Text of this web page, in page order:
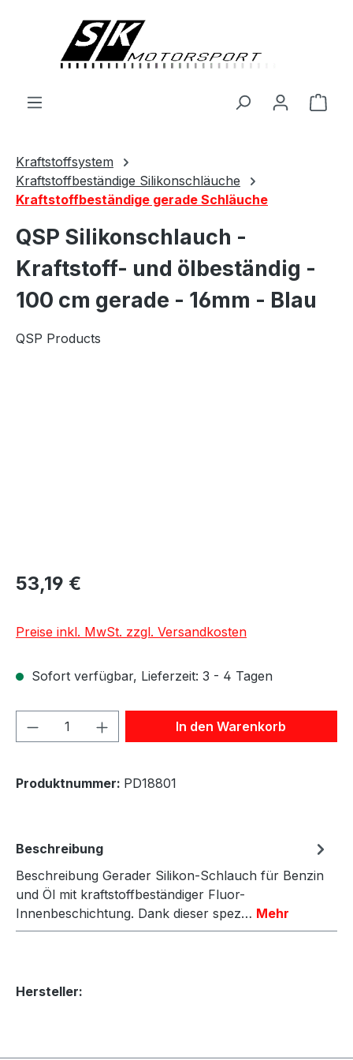
Kraftstoffsystem
Kraftstoffbeständige Silikonschläuche
Kraftstoffbeständige gerade Schläuche
QSP Silikonschlauch -
Kraftstoff- und ölbeständig -
100 cm gerade - 16mm - Blau
QSP Products
53,19 €
Preise inkl. MwSt. zzgl. Versandkosten
Sofort verfügbar, Lieferzeit: 3 - 4 Tagen
Produkt Anzahl: Gib denIn den Warenkorb
Produktnummer: PD18801
Beschreibung
Beschreibung Gerader Silikon-Schlauch für Benzin
und Öl mit kraftstoffbeständiger Fluor-
Innenbeschichtung. Dank dieser spez… Mehr
Hersteller: